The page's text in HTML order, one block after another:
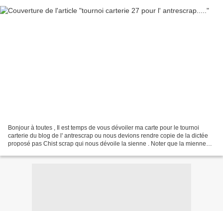
Bonjour à toutes , Il est temps de vous dévoiler ma carte pour le tournoi
carterie du blog de l' antrescrap ou nous devions rendre copie de la dictée
proposé pas Chist scrap qui nous dévoile la sienne . Noter que la mienne